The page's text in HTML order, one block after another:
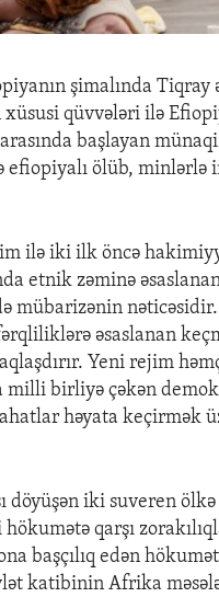
HEALTH
şimalında Tiqray
xüsusi qüvvələri ilə
başlayan
efiopiyalı ölüb, minlərlə
ilə iki ilk öncə
etnik zəminə
mübarizənin
əsaslanan
Yeni rejim
milli birliyə çəkən
həyata keçirmək
döyüşən iki suveren
qarşı
başçılıq edən
katibinin Afrika